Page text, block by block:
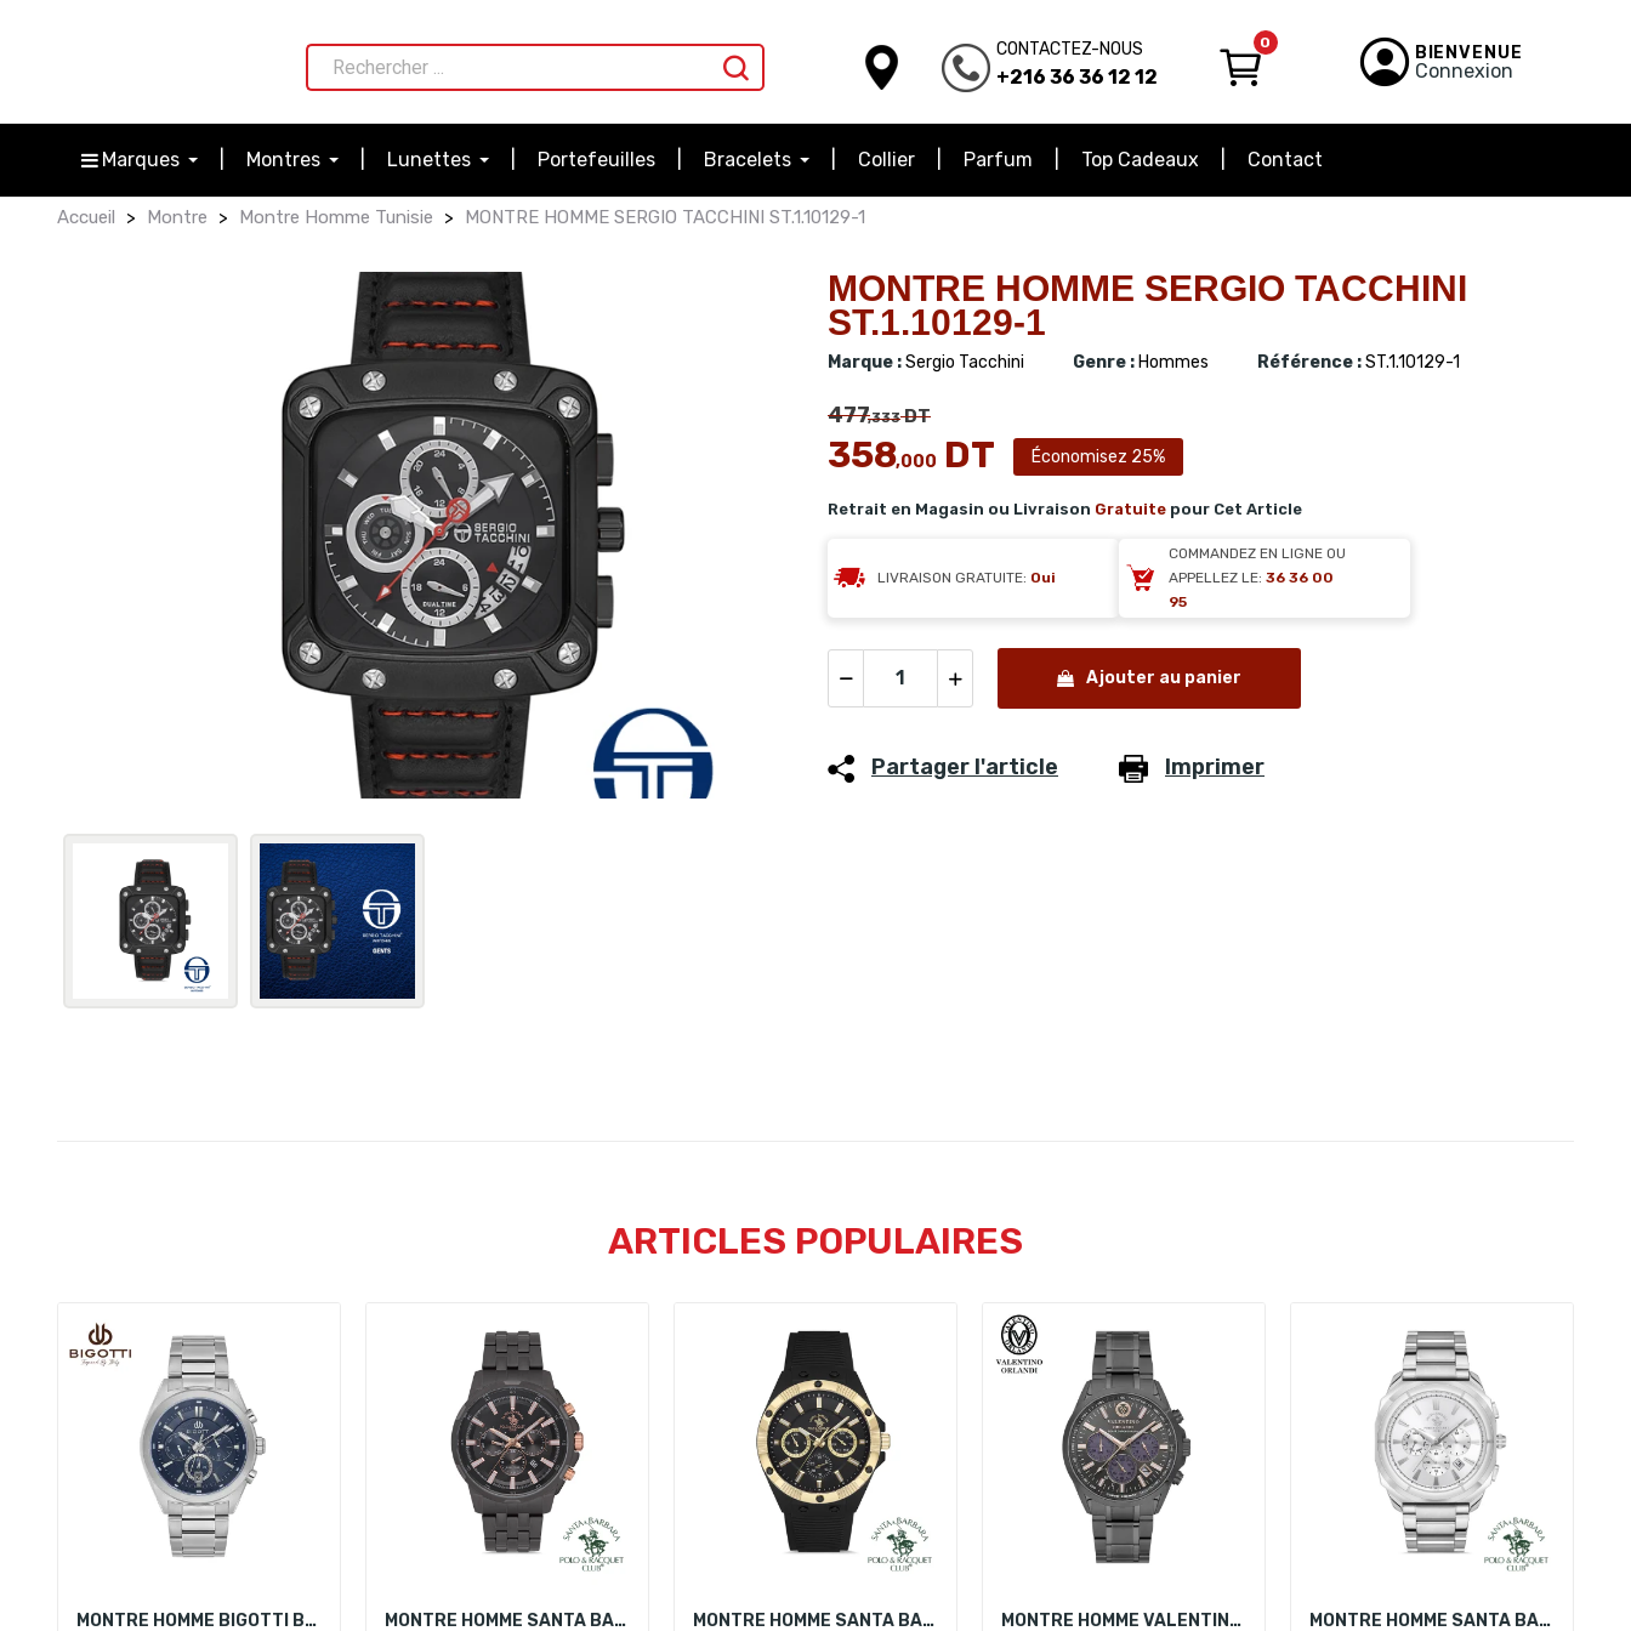
CONTACTEZ-NOUS
+216 36 36 12 12
0 BIENVENUE
Connexion
Marques Montres Lunettes Portefeuilles Bracelets Collier Parfum Top Cadeaux Contact
Accueil Montre Montre Homme Tunisie MONTRE HOMME SERGIO TACCHINI ST.1.10129-1
MONTRE HOMME SERGIO TACCHINI
ST.1.10129-1
Marque :Sergio Tacchini Genre : Hommes Référence :ST.1.10129-1
477,333DT
358,000 DT Économisez 25%
Retrait en Magasin ou Livraison Gratuite pour Cet Article
LIVRAISON GRATUITE: Oui
COMMANDEZ EN LIGNE OU
APPELLEZ LE: 36 36 00
95
Ajouter au panier
Partager l'article Imprimer
ARTICLES POPULAIRES
MONTRE HOMME BIGOTTI BG.1.10631-3 MONTRE HOMME SANTA BARBARA POLO SB.1.10204-5 MONTRE HOMME SANTA BARBARA POLO SB.1.10122-2 MONTRE HOMME VALENTINO ORLANDI VO.1.10010-4 MONTRE HOMME SANTA BARBARA POLO SB.1.10386-2